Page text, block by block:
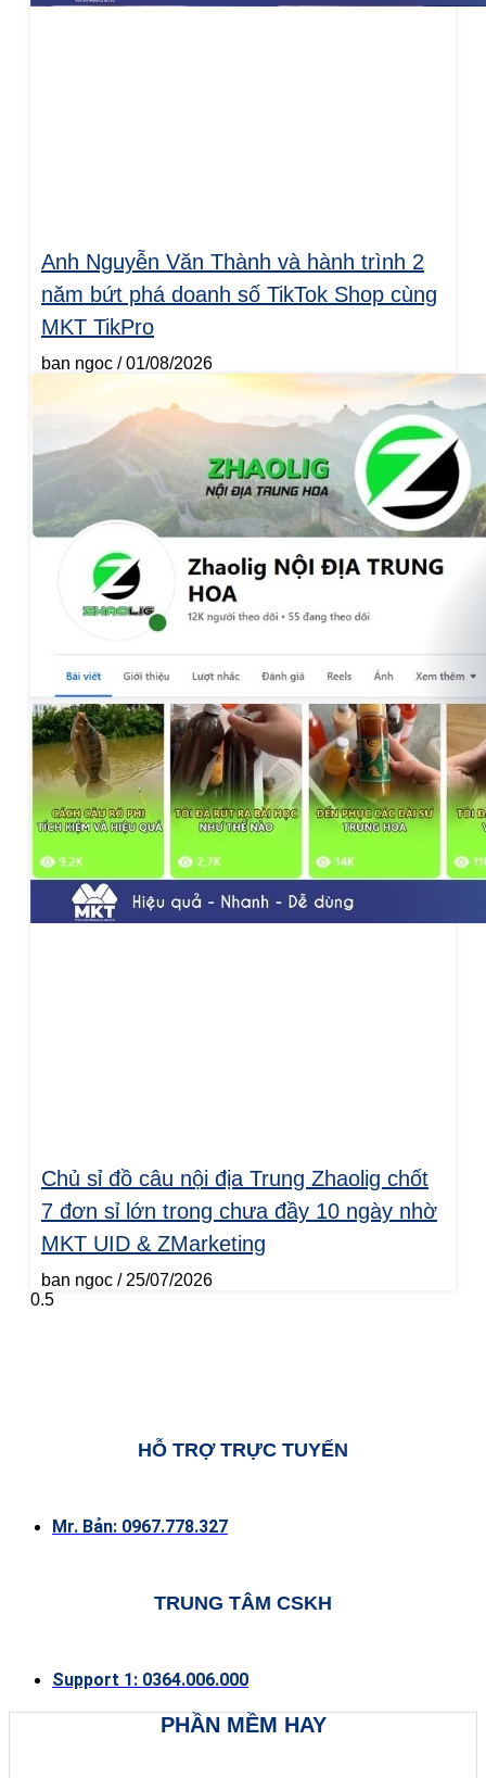
Anh Nguyễn Văn Thành và hành trình 2
năm bứt phá doanh số TikTok Shop cùng
MKT TikPro
ban ngoc 01/08/2026
Chủ sỉ đồ câu nội địa Trung Zhaolig chốt
7 đơn sỉ lớn trong chưa đầy 10 ngày nhờ
MKT UID & ZMarketing
ban ngoc 25/07/2026
HỖ TRỢ TRỰC TUYẾN
Mr. Bản: 0967.778.327
TRUNG TÂM CSKH
Support 1: 0364.006.000
PHẦN MỀM HAY